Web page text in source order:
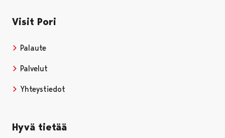
Visit Pori
Palaute
Palvelut
Yhteystiedot
Hyvä tietää